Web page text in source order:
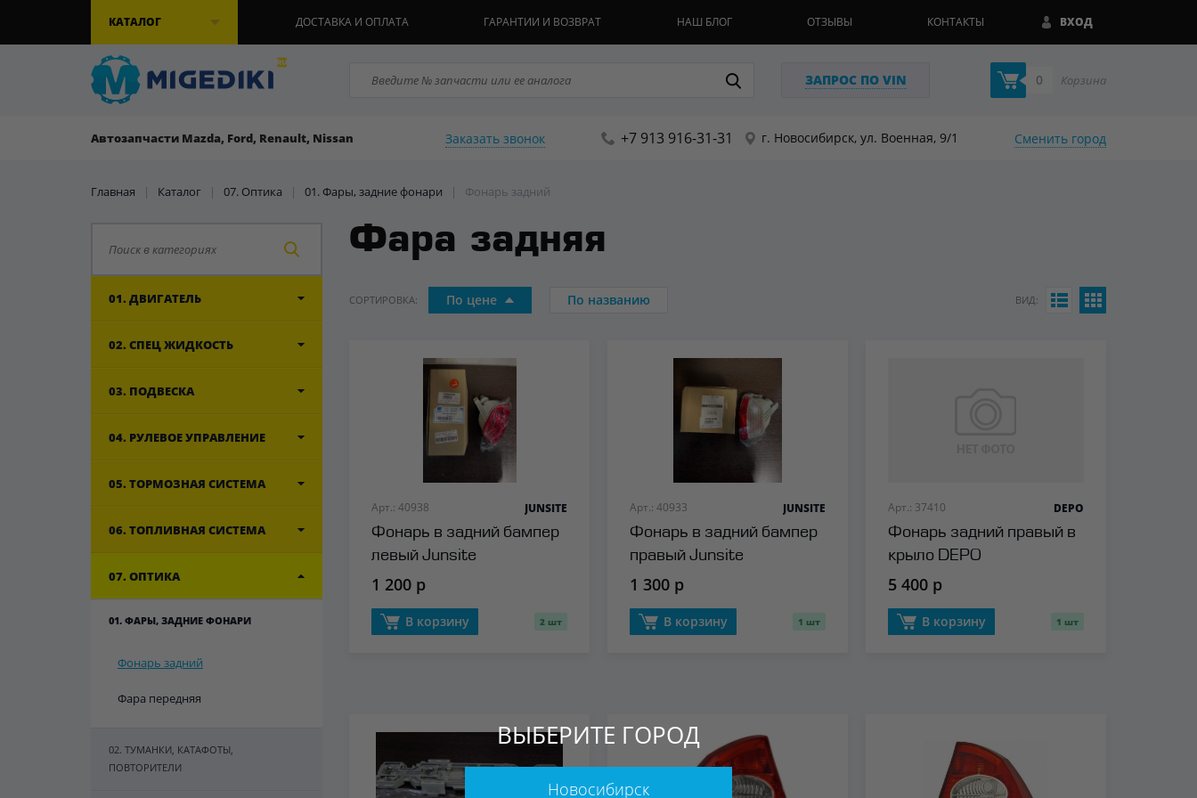
КАТАЛОГ ВХОД
ДОСТАВКА И ОПЛАТА ГАРАНТИИ И ВОЗВРАТ НАШ БЛОГ ОТЗЫВЫ КОНТАКТЫ
ЗАПРОС ПО VIN 0 Корзина
Автозапчасти Mazda, Ford, Renault, Nissan Заказать звонок +7 913 916-31-31 г. Новосибирск, ул. Военная, 9/1 Сменить город
Главная | Каталог | 07. Оптика | 01. Фары, задние фонари | Фонарь задний
01. ДВИГАТЕЛЬ
02. СПЕЦ ЖИДКОСТЬ
03. ПОДВЕСКА
04. РУЛЕВОЕ УПРАВЛЕНИЕ
05. ТОРМОЗНАЯ СИСТЕМА
06. ТОПЛИВНАЯ СИСТЕМА
07. ОПТИКА
01. ФАРЫ, ЗАДНИЕ ФОНАРИ
Фонарь задний
Фара передняя
02. ТУМАНКИ, КАТАФОТЫ,
ПОВТОРИТЕЛИ
Фара задняя
СОРТИРОВКА: По цене По названию ВИД:
Арт.: 40938
Фонарь в задний бампер
левый Junsite
JUNSITE
1 200 р
В корзину 2 шт
Арт.: 40933
Фонарь в задний бампер
правый Junsite
JUNSITE
1 300 р
В корзину 1 шт
Арт.: 37410
Фонарь задний правый в
крыло DEPO
DEPO
5 400 р
В корзину 1 шт
ВЫБЕРИТЕ ГОРОД
Новосибирск